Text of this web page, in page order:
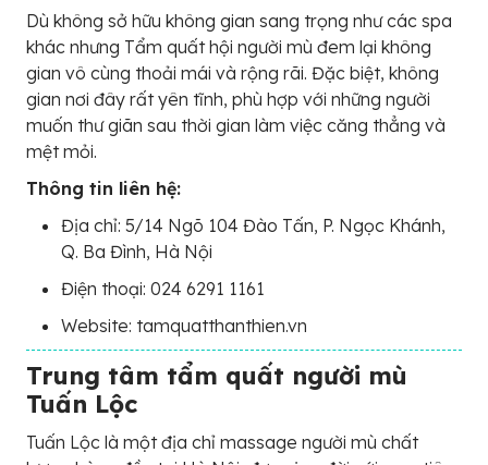
Dù không sở hữu không gian sang trọng như các spa
khác nhưng Tẩm quất hội người mù đem lại không
gian vô cùng thoải mái và rộng rãi. Đặc biệt, không
gian nơi đây rất yên tĩnh, phù hợp với những người
muốn thư giãn sau thời gian làm việc căng thẳng và
mệt mỏi.
Thông tin liên hệ:
Địa chỉ: 5/14 Ngõ 104 Đào Tấn, P. Ngọc Khánh,
Q. Ba Đình, Hà Nội
Điện thoại: 024 6291 1161
Website: tamquatthanthien.vn
Trung tâm tẩm quất người mù
Tuấn Lộc
Tuấn Lộc là một địa chỉ massage người mù chất